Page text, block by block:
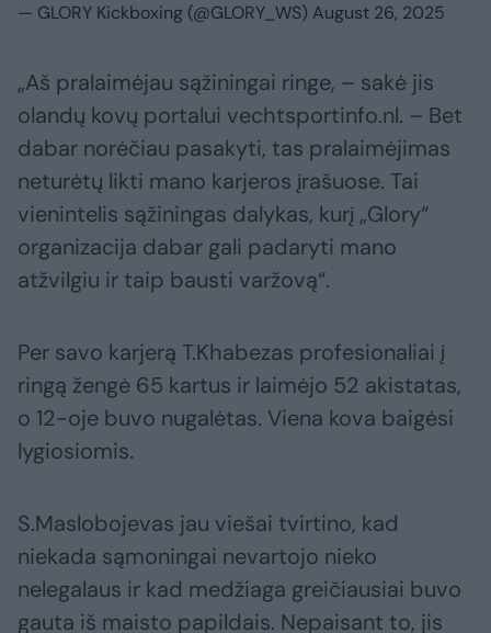
— GLORY Kickboxing (@GLORY_WS) August 26, 2025
„Aš pralaimėjau sąžiningai ringe, – sakė jis
olandų kovų portalui vechtsportinfo.nl. – Bet
dabar norėčiau pasakyti, tas pralaimėjimas
neturėtų likti mano karjeros įrašuose. Tai
vienintelis sąžiningas dalykas, kurį „Glory“
organizacija dabar gali padaryti mano
atžvilgiu ir taip bausti varžovą“.
Per savo karjerą T.Khabezas profesionaliai į
ringą žengė 65 kartus ir laimėjo 52 akistatas,
o 12-oje buvo nugalėtas. Viena kova baigėsi
lygiosiomis.
S.Maslobojevas jau viešai tvirtino, kad
niekada sąmoningai nevartojo nieko
nelegalaus ir kad medžiaga greičiausiai buvo
gauta iš maisto papildais. Nepaisant to, jis